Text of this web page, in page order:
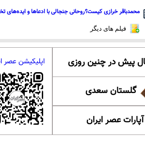
محمدباقر خرازی کیست؟روحانی جنجالی با ادعاها و ایده‌های
فیلم های دیگر
گلستان سعدی
آپارات عصر ایران
اپلیکیشن عصر